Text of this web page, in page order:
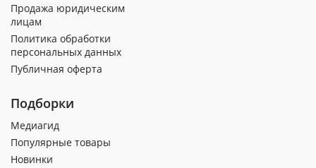
Продажа юридическим
лицам
Политика обработки
персональных данных
Публичная оферта
Подборки
Медиагид
Популярные товары
Новинки